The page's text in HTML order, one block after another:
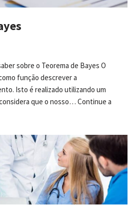
sobre o Teorema de Bayes O
função descrever a
Isto é realizado utilizando um
que o nosso… Continue a